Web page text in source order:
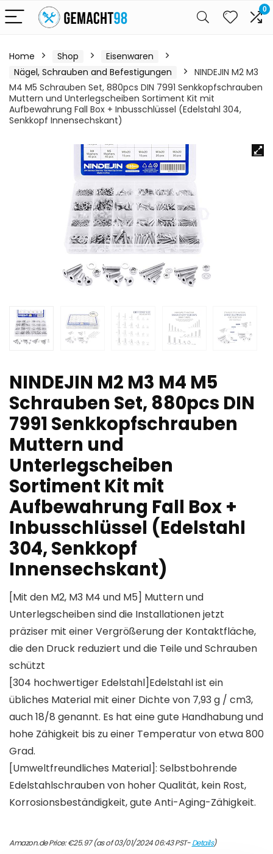
0
Home Shop
Eisenwaren
Nägel, Schrauben and Befestigungen
NINDEJIN M2 M3
M4 M5 Schrauben Set, 880pcs DIN 7991 Senkkopfschrauben
Muttern und Unterlegscheiben Sortiment Kit mit
Aufbewahrung Fall Box + Inbusschlüssel (Edelstahl 304,
Senkkopf Innensechskant)
NINDEJIN M2 M3 M4 M5
Schrauben Set, 880pcs DIN
7991 Senkkopfschrauben
Muttern und
Unterlegscheiben
Sortiment Kit mit
Aufbewahrung Fall Box +
Inbusschlüssel (Edelstahl
304, Senkkopf
Innensechskant)
[Mit den M2, M3 M4 und M5] Muttern und
Unterlegscheiben sind die Installationen jetzt
präziser mit einer Vergrößerung der Kontaktfläche,
die den Druck reduziert und die Teile und Schrauben
schützt
[304 hochwertiger Edelstahl]Edelstahl ist ein
übliches Material mit einer Dichte von 7,93 g / cm3,
auch 18/8 genannt. Es hat eine gute Handhabung und
hohe Zähigkeit bis zu einer Temperatur von etwa 800
Grad.
[Umweltfreundliches Material]: Selbstbohrende
Edelstahlschrauben von hoher Qualität, kein Rost,
Korrosionsbeständigkeit, gute Anti-Aging-Zähigkeit.
Amazon.de Price:€25.97(as of 03/01/2024 06:43 PST-Details)